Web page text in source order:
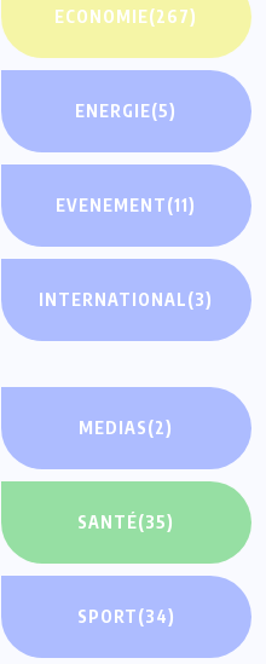
ECONOMIE(267)
ENERGIE(5)
EVENEMENT(11)
INTERNATIONAL(3)
MEDIAS(2)
SANTÉ(35)
SPORT(34)